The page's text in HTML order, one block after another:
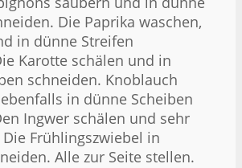
Die Paprika waschen,
in dünne Streifen
Karotte schälen und in
schneiden. Knoblauch
in dünne Scheiben
Ingwer schälen und sehr
Frühlingszwiebel in
Alle zur Seite stellen.